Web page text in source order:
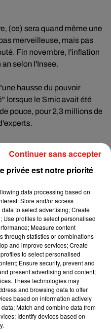
(ce) sera quand même une
merveilleuse, mais pas
Fin novembre, l'inflation
an selon l'Insee.
hausse du pouvoir
lorsque le Smic avait été
pouce, pour 2,3 millions de
1 219 euros net mensuels.
à la vie de chatelain
clip
enfin le remix de « Love
avec Kylie Minogue
privée est notre priorité
data processing based on
Store and/or access
to select advertising; Create
profiles to select personalised
Measure content
through statistics or combinations
and improve services; Create
to select personalised
Ensure security, prevent and
present advertising and content;
These technologies may
and browsing data to offer
based on information actively
Match and combine data from
Identify devices based on
Continuer sans accepter